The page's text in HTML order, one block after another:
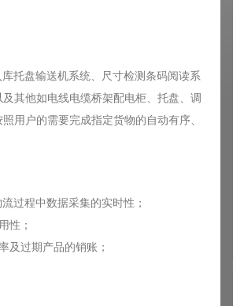
托盘输送机系统、尺寸检测条码阅读系
其他如电线电缆桥架配电柜、托盘、调
照用户的需要完成指定货物的自动有序、
过程中数据采集的实时性；
性；
及过期产品的销账；